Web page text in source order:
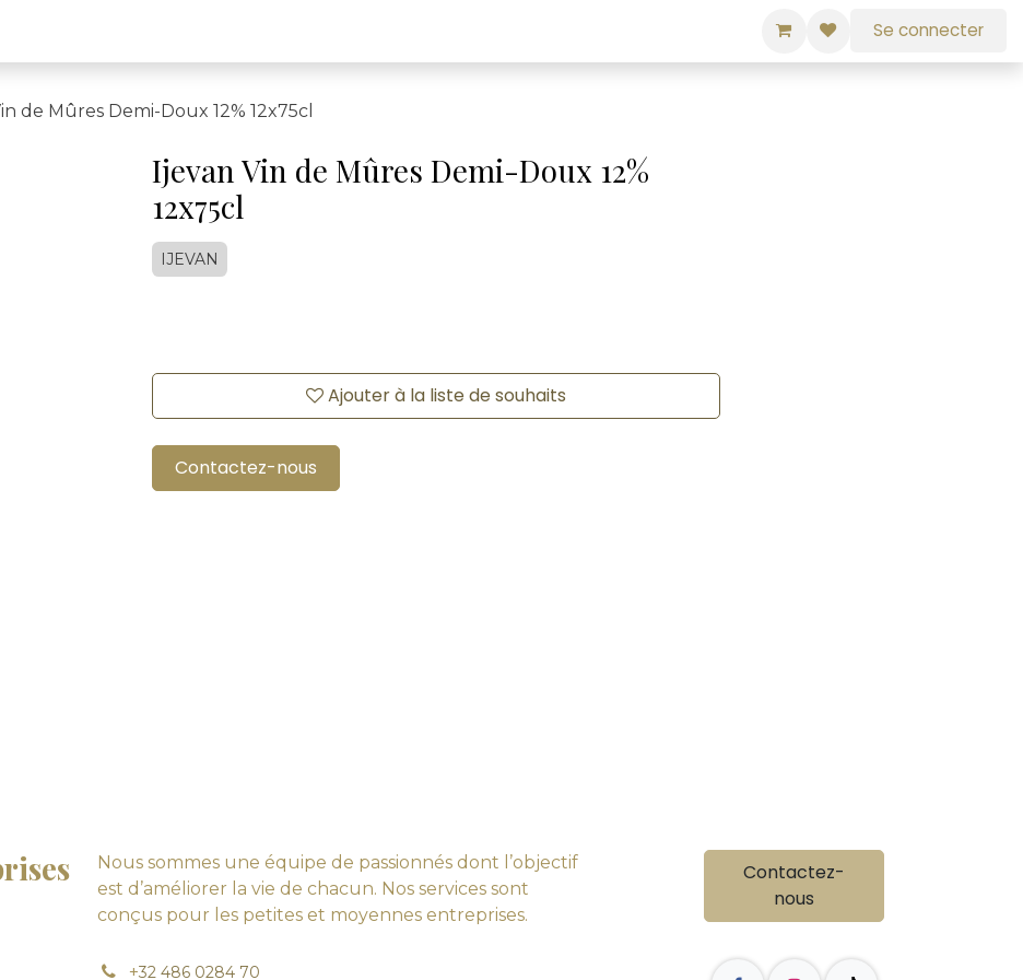
Se connecter
de Mûres Demi-Doux 12% 12x75cl
Ijevan Vin de Mûres Demi-Doux 12%
12x75cl
IJEVAN
Ajouter à la liste de souhaits
Contactez-nous
Nous sommes une équipe de passionnés dont l’objectif
est d’améliorer la vie de chacun. Nos services sont
conçus pour les petites et moyennes entreprises.
+32 486 0284 70
Contactez-
nous